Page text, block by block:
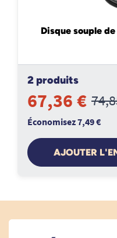
Disque souple
2 produits
67,36 €
Économisez 7,49 €
AJOUTER